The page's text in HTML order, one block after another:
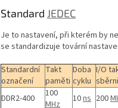
Standard JEDEC
Je to nastavení, při kterém by
se standardizuje tovární
Standardní
označení
Takt
paměti
Doba
cyklu
I/O
DDR2-400
100
MHz
10ns 200